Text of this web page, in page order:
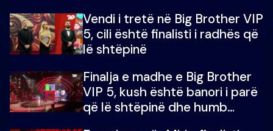
Vendi i tretë në Big Brother VIP
5, cili është finalisti i radhës që
lë shtëpinë
Finalja e madhe e Big Brother
VIP 5, kush është banori i parë
që lë shtëpinë dhe humb